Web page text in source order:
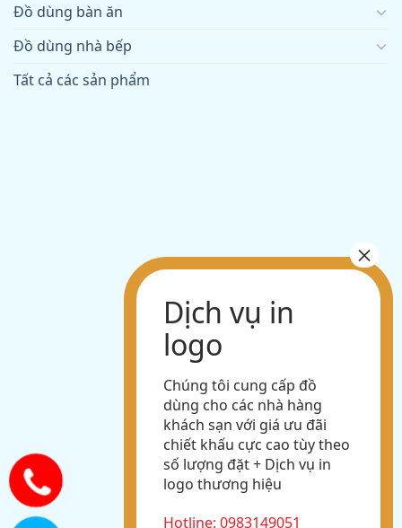
Đồ dùng bàn ăn
Đồ dùng nhà bếp
Tất cả các sản phẩm
Chúng tôi cung cấp đồ
dùng cho các nhà hàng
khách sạn với giá ưu đãi
chiết khấu cực cao tùy theo
số lượng đặt + Dịch vụ in
logo thương hiệu
Hotline: 0983149051